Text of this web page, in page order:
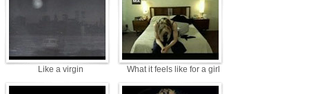
Like a virgin What it feels like for a girl